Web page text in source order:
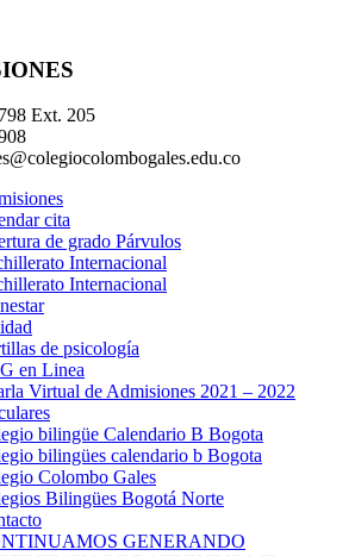
Ext. 205
cita
de grado Párvulos
Internacional
Internacional
de psicología
en Linea
Virtual de Admisiones 2021 – 2022
bilingüe Calendario B Bogota
bilingües calendario b Bogota
Colombo Gales
Bilingües Bogotá Norte
GENERANDO